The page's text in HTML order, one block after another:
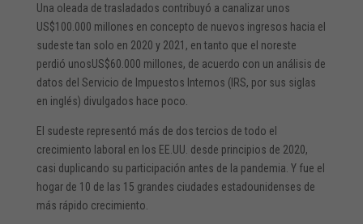
Una oleada de trasladados contribuyó a canalizar unos
US$100.000 millones en concepto de nuevos ingresos hacia el
sudeste tan solo en 2020 y 2021, en tanto que el noreste
perdió unosUS$60.000 millones, de acuerdo con un análisis de
datos del Servicio de Impuestos Internos (IRS, por sus siglas
en inglés) divulgados hace poco.
El sudeste representó más de dos tercios de todo el
crecimiento laboral en los EE.UU. desde principios de 2020,
casi duplicando su participación antes de la pandemia. Y fue el
hogar de 10 de las 15 grandes ciudades estadounidenses de
más rápido crecimiento.